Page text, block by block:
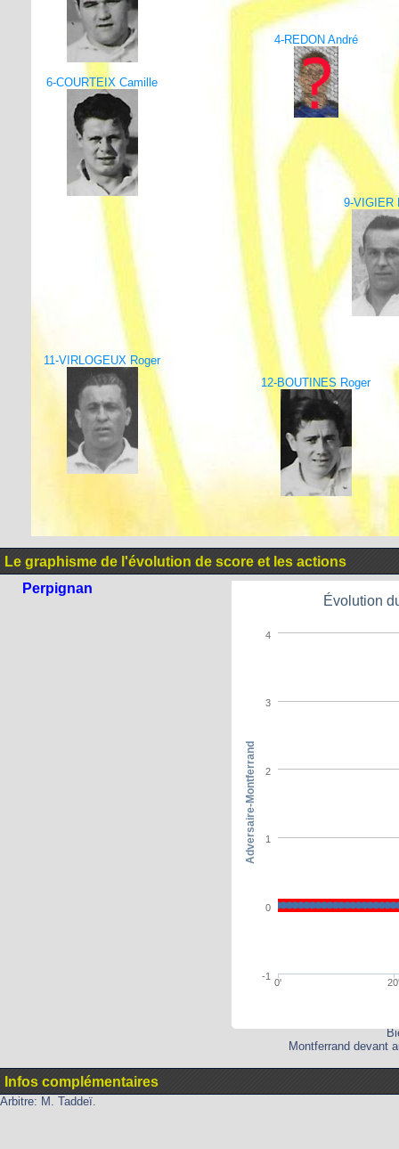
4-REDON André
6-COURTEIX Camille
9-VIGIER
11-VIRLOGEUX Roger
12-BOUTINES Roger
Le graphisme de l'évolution de score et les actions
Perpignan
Évolution
0' 20'
-1
0
1
2
3
4
Adversaire-Montferrand
Montferrand devant
Infos complémentaires
Arbitre: M. Taddeï.